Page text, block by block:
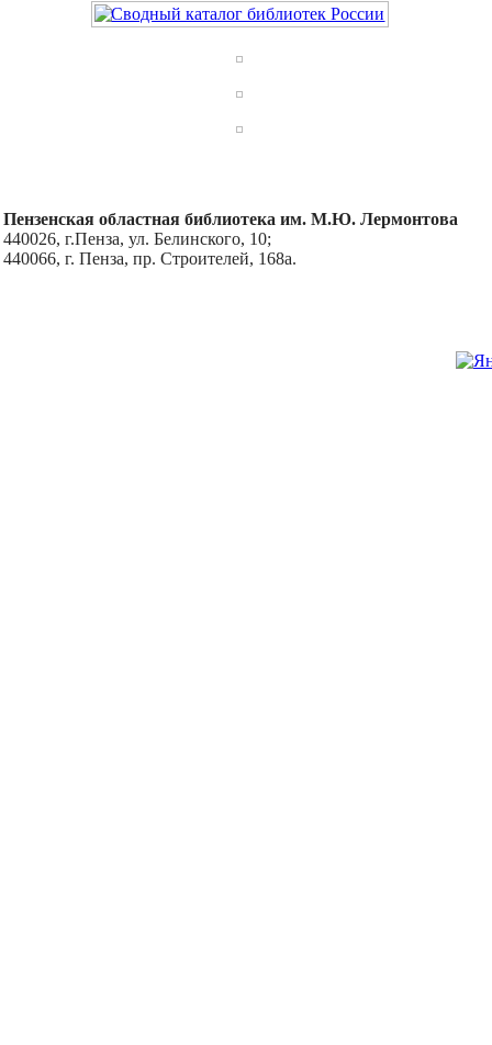
Пензенская областная библиотека им. М.Ю. Лермонтова
440026, г.Пенза, ул. Белинского, 10;
440066, г. Пенза, пр. Строителей, 168а.